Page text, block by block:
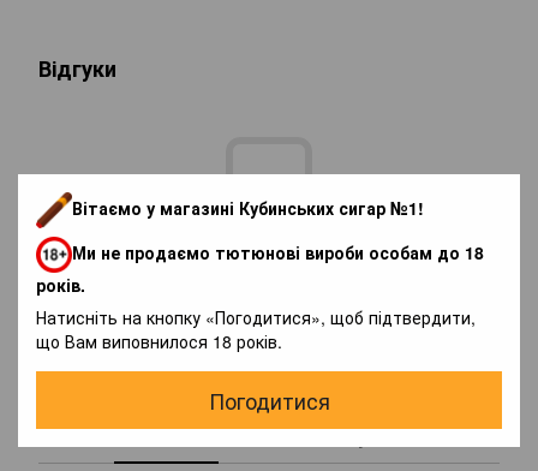
Вітаємо у магазині Кубинських сигар №1!
Ми не продаємо тютюнові вироби особам до 18
років.
Натисніть на кнопку «Погодитися», щоб підтвердити,
що Вам виповнилося 18 років.
Погодитися
Відгуки
Додайте перший відгук
Написати відгук
Доставка Оплата Гарантія